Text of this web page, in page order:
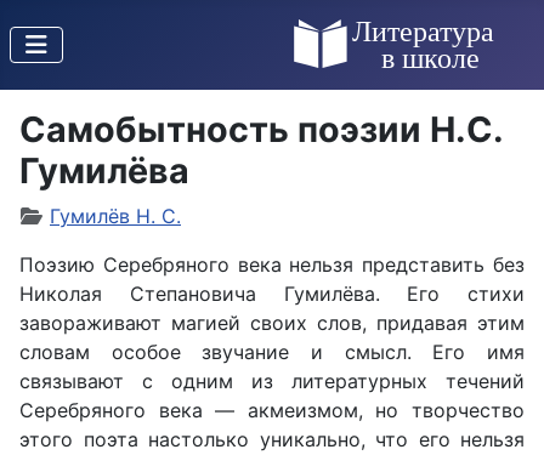
Самобытность поэзии Н.С.
Гумилёва
Гумилёв Н. С.
Поэзию Серебряного века нельзя представить без
Николая Степановича Гумилёва. Его стихи
завораживают магией своих слов, придавая этим
словам особое звучание и смысл. Его имя
связывают с одним из литературных течений
Серебряного века — акмеизмом, но творчество
этого поэта настолько уникально, что его нельзя